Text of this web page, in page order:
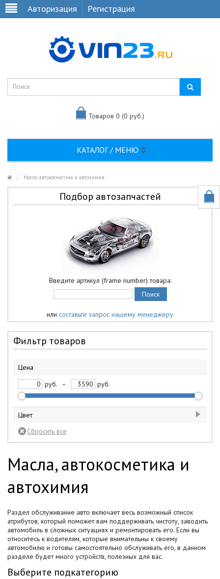
Авторизация Регистрация
Товаров 0 (0 руб.)
КАТАЛОГ / МЕНЮ
Масла, автокосметика и автохимия
Подбор автозапчастей
Введите артикул (frame number) товара:
или составьте запрос нашему менеджеру
Фильтр товаров
Цена
руб.
– руб.
Цвет
белый
синий
1
Масла, автокосметика и
автохимия
Раздел обслуживание авто включает весь возможный список
атрибутов, который поможет вам поддерживать чистоту, заводить
автомобиль в сложных ситуациях и ремонтировать его. Если вы
относитесь к водителям, которые внимательны к своему
автомобилю и готовы самостоятельно обслуживать его, в данном
разделе будет много устройств, полезных для вас.
Выберите подкатегорию